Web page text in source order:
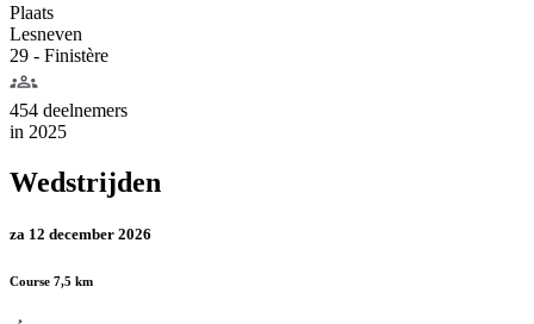
Plaats
Lesneven
29 - Finistère
454 deelnemers
in 2025
Wedstrijden
za 12 december 2026
Course 7,5 km